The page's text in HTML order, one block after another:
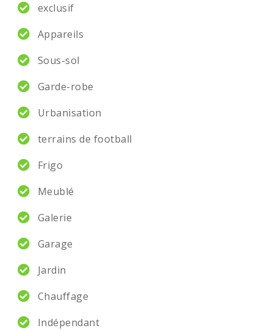
exclusif
Appareils
Sous-sol
Garde-robe
Urbanisation
terrains de football
Frigo
Meublé
Galerie
Garage
Jardin
Chauffage
Indépendant